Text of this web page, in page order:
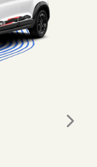
Next